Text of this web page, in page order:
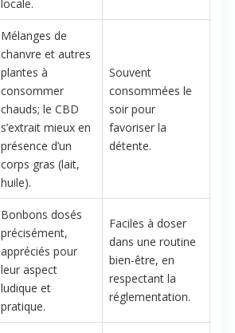
locale.
Mélanges de
chanvre et autres
plantes à
consommer
chauds; le CBD
s’extrait mieux en
présence d’un
corps gras (lait,
huile).
Souvent
consommées le
soir pour
favoriser la
Bonbons dosés
précisément,
appréciés pour
leur aspect
ludique et
pratique.
Faciles à doser
dans une routine
bien-être, en
respectant la